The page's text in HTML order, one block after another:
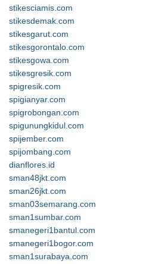
stikesciamis.com
stikesdemak.com
stikesgarut.com
stikesgorontalo.com
stikesgowa.com
stikesgresik.com
spigresik.com
spigianyar.com
spigrobongan.com
spigunungkidul.com
spijember.com
spijombang.com
dianflores.id
sman48jkt.com
sman26jkt.com
sman03semarang.com
sman1sumbar.com
smanegeri1bantul.com
smanegeri1bogor.com
sman1surabaya.com